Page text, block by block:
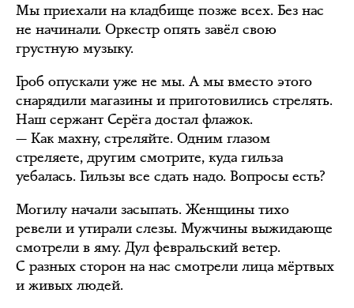
Мы приехали на кладбище позже всех. Без нас
не начинали. Оркестр опять завёл свою
грустную музыку.
Гроб опускали уже не мы. А мы вместо этого
снарядили магазины и приготовились стрелять.
Наш сержант Серёга достал флажок.
— Как махну, стреляйте. Одним глазом
стреляете, другим смотрите, куда гильза
уебалась. Гильзы все сдать надо. Вопросы есть?
Могилу начали засыпать. Женщины тихо
ревели и утирали слезы. Мужчины выжидающе
смотрели в яму. Дул февральский ветер.
С разных сторон на нас смотрели лица мёртвых
и живых людей.